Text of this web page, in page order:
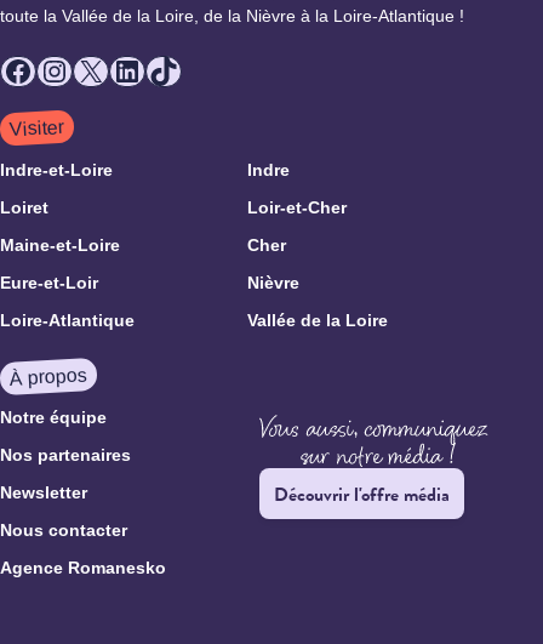
toute la Vallée de la Loire, de la Nièvre à la Loire-Atlantique !
Facebook
Instagram
X LinkedIn
TikTok
Visiter
Indre-et-Loire
Indre
Loiret
Loir-et-Cher
Maine-et-Loire
Cher
Eure-et-Loir
Nièvre
Loire-Atlantique
Vallée de la Loire
À propos
Notre équipe
Nos partenaires
Newsletter
Nous contacter
Agence Romanesko
Découvrir l'offre média